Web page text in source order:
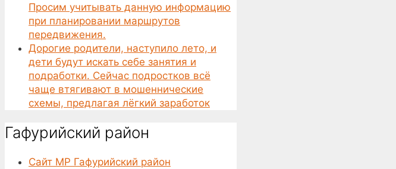
Просим учитывать данную информацию
при планировании маршрутов
передвижения.
Дорогие родители, наступило лето, и
дети будут искать себе занятия и
подработки. Сейчас подростков всё
чаще втягивают в мошеннические
схемы, предлагая лёгкий заработок
Гафурийский район
Сайт МР Гафурийский район